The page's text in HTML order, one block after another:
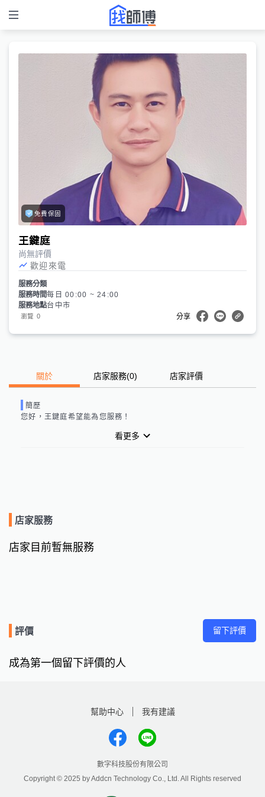
免費保固
王鍵庭
尚無評價
歡迎來電
服務分類
服務時間每日 00:00 ~ 24:00
服務地點台中市
瀏覽 0 分享
關於 店家服務(0) 店家評價
簡歷
您好， 王鍵庭希望能為您服務！
看更多
店家服務
店家目前暫無服務
評價 留下評價
成為第一個留下評價的人
幫助中心 我有建議
數字科技股份有限公司
Copyright © 2025 by Addcn Technology Co., Ltd. All Rights reserved